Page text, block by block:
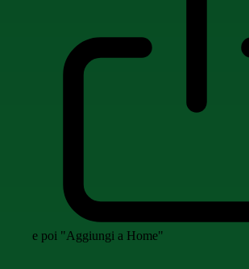
e poi "Aggiungi a Home"